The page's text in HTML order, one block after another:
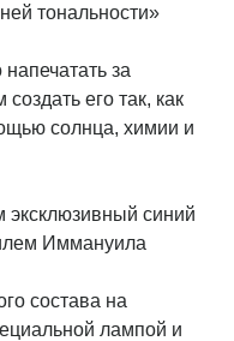
тональности»
за
его так, как
солнца, химии и
эксклюзивный синий
Иммануила
состава на
лампой и